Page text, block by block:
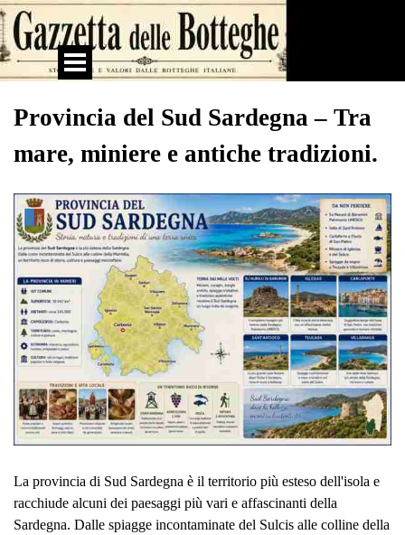
Vai ai contenuti
Salta menù
Provincia del Sud Sardegna – Tra
mare, miniere e antiche tradizioni.
La provincia di Sud Sardegna è il territorio più esteso dell'isola e
racchiude alcuni dei paesaggi più vari e affascinanti della
Sardegna. Dalle spiagge incontaminate del Sulcis alle colline della